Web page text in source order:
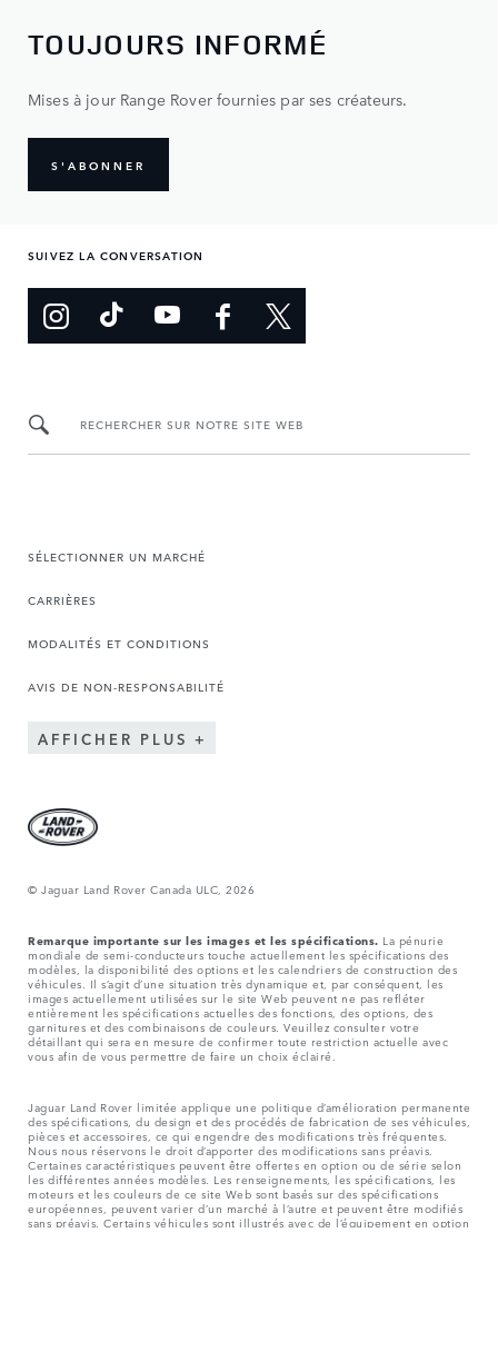
TOUJOURS INFORMÉ
Mises à jour Range Rover fournies par ses créateurs.
S'ABONNER
SUIVEZ LA CONVERSATION
RECHERCHER SUR NOTRE SITE WEB
SÉLECTIONNER UN MARCHÉ
CARRIÈRES
MODALITÉS ET CONDITIONS
AVIS DE NON-RESPONSABILITÉ
AFFICHER PLUS
© Jaguar Land Rover Canada ULC, 2026
Remarque importante sur les images et les spécifications. La pénurie
mondiale de semi-conducteurs touche actuellement les spécifications des
modèles, la disponibilité des options et les calendriers de construction des
véhicules. Il s’agit d’une situation très dynamique et, par conséquent, les
images actuellement utilisées sur le site Web peuvent ne pas refléter
entièrement les spécifications actuelles des fonctions, des options, des
garnitures et des combinaisons de couleurs. Veuillez consulter votre
détaillant qui sera en mesure de confirmer toute restriction actuelle avec
vous afin de vous permettre de faire un choix éclairé.
Jaguar Land Rover limitée applique une politique d’amélioration permanente
des spécifications, du design et des procédés de fabrication de ses véhicules,
pièces et accessoires, ce qui engendre des modifications très fréquentes.
Nous nous réservons le droit d’apporter des modifications sans préavis.
Certaines caractéristiques peuvent être offertes en option ou de série selon
les différentes années modèles. Les renseignements, les spécifications, les
moteurs et les couleurs de ce site Web sont basés sur des spécifications
européennes, peuvent varier d’un marché à l’autre et peuvent être modifiés
sans préavis. Certains véhicules sont illustrés avec de l’équipement en option